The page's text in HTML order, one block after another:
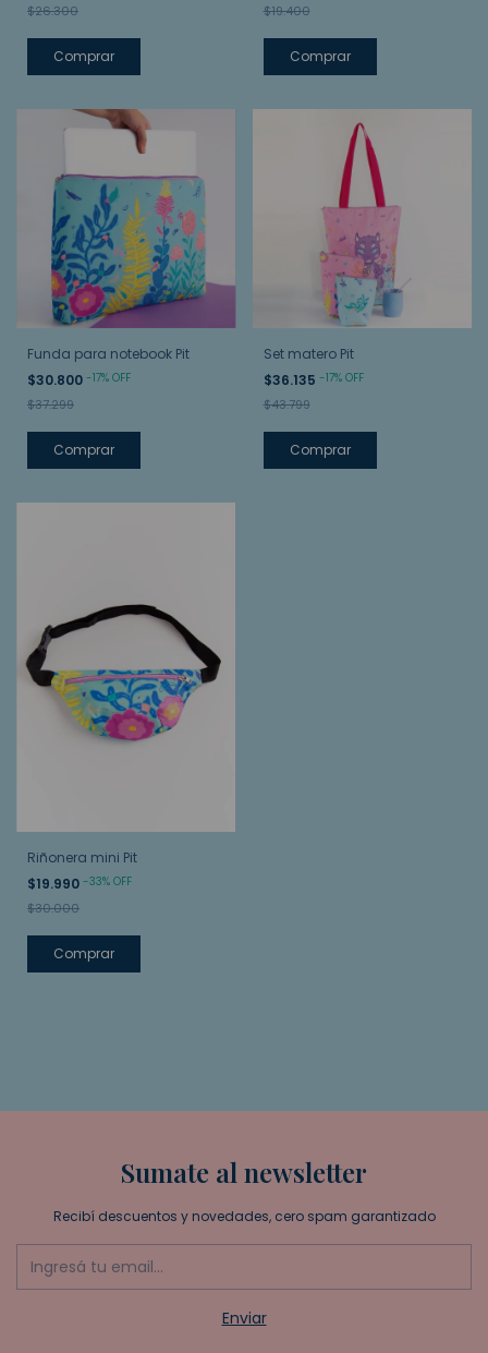
$26.300 $19.400
Funda para notebook Pit
$30.800 -17% OFF
$37.299
Comprar
Set matero Pit
$36.135 -17% OFF
$43.799
Riñonera mini Pit
$19.990 -33% OFF
$30.000
Sumate al newsletter
Recibí descuentos y novedades, cero spam garantizado